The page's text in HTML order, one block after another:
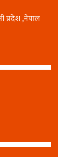
प्रदेश ,नेपाल